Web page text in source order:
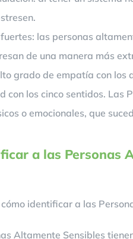
fuertes: las personas
de una manera más
grado de empatía con los
con los cinco sentidos. Las
o emocionales, que
a las Personas
identificar a las
Altamente Sensibles